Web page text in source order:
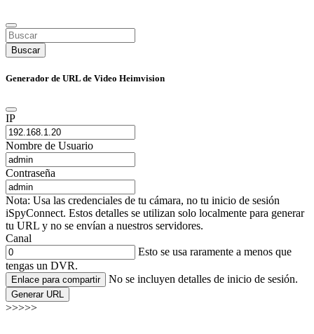
Buscar
Generador de URL de Video Heimvision
IP
Nombre de Usuario
Contraseña
Nota: Usa las credenciales de tu cámara, no tu inicio de sesión
iSpyConnect. Estos detalles se utilizan solo localmente para generar
tu URL y no se envían a nuestros servidores.
Canal
Esto se usa raramente a menos que
tengas un DVR.
Enlace para compartir No se incluyen detalles de inicio de sesión.
Generar URL
>>>>>